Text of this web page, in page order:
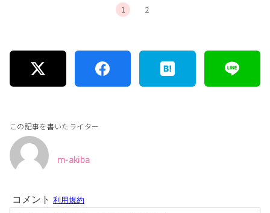
1 2
この記事を書いたライター
m-akiba